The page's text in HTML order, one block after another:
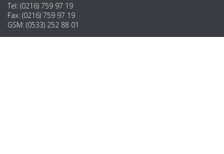
Tel: (0216) 759 97 19
Fax: (0216) 759 97 19
GSM: (0533) 252 88 01